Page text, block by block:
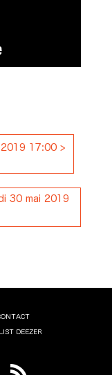
17:00 >
30 mai 2019
DEEZER